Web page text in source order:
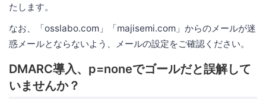
たします。
なお、「osslabo.com」「majisemi.com」からのメールが迷
惑メールとならないよう、メールの設定をご確認ください。
DMARC導入、p=noneでゴールだと誤解して
いませんか？